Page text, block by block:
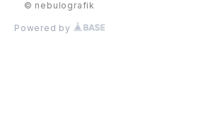
© nebulografik
Powered by